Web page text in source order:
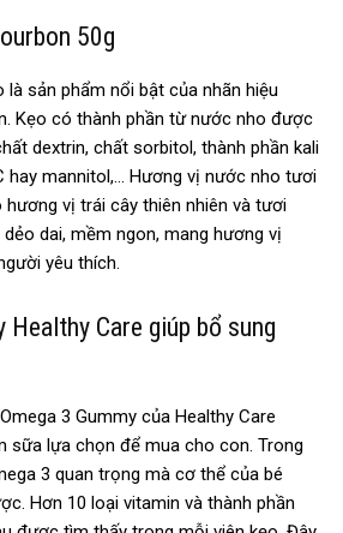
50g
là sản phẩm nổi bật của nhãn hiệu
Kẹo có thành phần từ nước nho được
dextrin, chất sorbitol, thành phần kali
hay mannitol,… Hương vị nước nho tươi
vị trái cây thiên nhiên và tươi
dai, mềm ngon, mang hương vị
yêu thích.
Healthy Care giúp bổ sung
3 Gummy của Healthy Care
sữa lựa chọn để mua cho con. Trong
3 quan trọng mà cơ thể của bé
Hơn 10 loại vitamin và thành phần